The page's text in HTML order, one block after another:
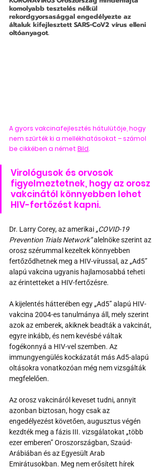
komolyabb tesztelés nélkül
rekordgyorsasággal engedélyezte az
általuk kifejlesztett SARS-CoV2 vírus elleni
oltóanyagot.
A gyors vakcinafejlesztés hátulütője, hogy
nem szűrték ki a mellékhatásokat – számol
be cikkében a német Bild.
Virológusok és orvosok
figyelmeztetnek, hogy az orosz
vakcinától könnyebben lehet
HIV-fertőzést kapni.
Dr. Larry Corey, az amerikai „COVID-19
Prevention Trials Network” alelnöke szerint az
orosz szérummal kezeltek könnyebben
fertőződhetnek meg a HIV-vírussal, az „Ad5”
alapú vakcina ugyanis hajlamosabbá teheti
az érintetteket a HIV-fertőzésre.
A kijelentés hátterében egy „Ad5” alapú HIV-
vakcina 2004-es tanulmánya áll, mely szerint
azok az emberek, akiknek beadták a vakcinát,
egyre inkább, és nem kevésbé váltak
fogékonnyá a HIV-vel szemben. Az
immungyengülés kockázatát más Ad5-alapú
oltásokra vonatkozóan még nem vizsgálták
megfelelően.
Az orosz vakcináról keveset tudni, annyit
azonban biztosan, hogy csak az
engedélyezést követően, augusztus végén
kezdték meg a fázis III. vizsgálatokat „több
ezer emberen” Oroszországban, Szaúd-
Arábiában és az Egyesült Arab
Emirátusokban. Meg nem erősített hírek